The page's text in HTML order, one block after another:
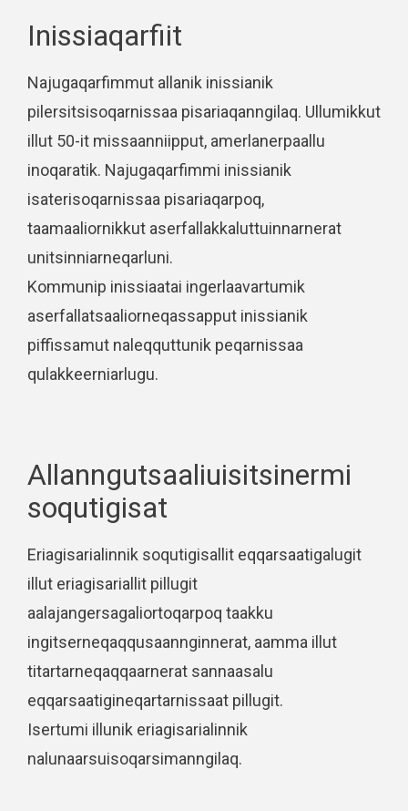
Inissiaqarfiit
Najugaqarfimmut allanik inissianik
pilersitsisoqarnissaa pisariaqanngilaq. Ullumikkut
illut 50-it missaanniipput, amerlanerpaallu
inoqaratik. Najugaqarfimmi inissianik
isaterisoqarnissaa pisariaqarpoq,
taamaaliornikkut aserfallakkaluttuinnarnerat
unitsinniarneqarluni.
Kommunip inissiaatai ingerlaavartumik
aserfallatsaaliorneqassapput inissianik
piffissamut naleqquttunik peqarnissaa
qulakkeerniarlugu.
Allanngutsaaliuisitsinermi
soqutigisat
Eriagisarialinnik soqutigisallit eqqarsaatigalugit
illut eriagisariallit pillugit
aalajangersagaliortoqarpoq taakku
ingitserneqaqqusaannginnerat, aamma illut
titartarneqaqqaarnerat sannaasalu
eqqarsaatigineqartarnissaat pillugit.
Isertumi illunik eriagisarialinnik
nalunaarsuisoqarsimanngilaq.